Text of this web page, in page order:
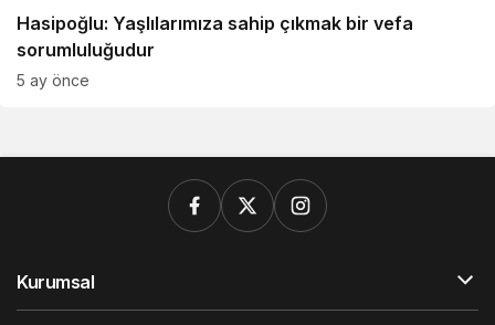
Hasipoğlu: Yaşlılarımıza sahip çıkmak bir vefa
sorumluluğudur
5 ay önce
Kurumsal